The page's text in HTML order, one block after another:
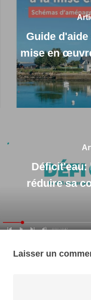
Guide
mise en
Déficit'eau:
réduire sa
Laisser un